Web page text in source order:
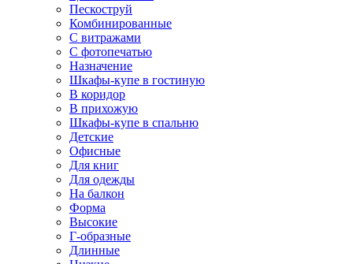
Пескоструй
Комбинированные
С витражами
С фотопечатью
Назначение
Шкафы-купе в гостиную
В коридор
В прихожую
Шкафы-купе в спальню
Детские
Офисные
Для книг
Для одежды
На балкон
Форма
Высокие
Г-образные
Длинные